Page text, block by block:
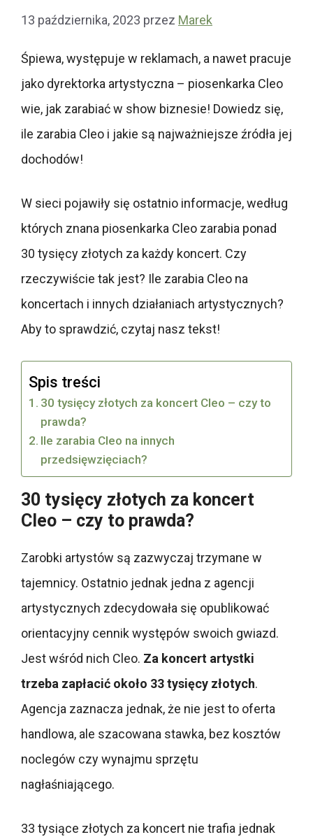
13 października, 2023 przez Marek
Śpiewa, występuje w reklamach, a nawet pracuje
jako dyrektorka artystyczna – piosenkarka Cleo
wie, jak zarabiać w show biznesie! Dowiedz się,
ile zarabia Cleo i jakie są najważniejsze źródła jej
dochodów!
W sieci pojawiły się ostatnio informacje, według
których znana piosenkarka Cleo zarabia ponad
30 tysięcy złotych za każdy koncert. Czy
rzeczywiście tak jest? Ile zarabia Cleo na
koncertach i innych działaniach artystycznych?
Aby to sprawdzić, czytaj nasz tekst!
Spis treści
30 tysięcy złotych za koncert Cleo – czy to
prawda?
Ile zarabia Cleo na innych
przedsięwzięciach?
30 tysięcy złotych za koncert
Cleo – czy to prawda?
Zarobki artystów są zazwyczaj trzymane w
tajemnicy. Ostatnio jednak jedna z agencji
artystycznych zdecydowała się opublikować
orientacyjny cennik występów swoich gwiazd.
Jest wśród nich Cleo. Za koncert artystki
trzeba zapłacić około 33 tysięcy złotych.
Agencja zaznacza jednak, że nie jest to oferta
handlowa, ale szacowana stawka, bez kosztów
noclegów czy wynajmu sprzętu
nagłaśniającego.
33 tysiące złotych za koncert nie trafia jednak